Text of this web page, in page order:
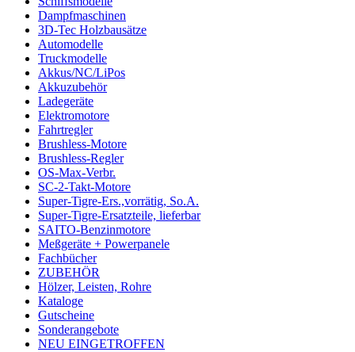
Dampfmaschinen
3D-Tec Holzbausätze
Automodelle
Truckmodelle
Akkus/NC/LiPos
Akkuzubehör
Ladegeräte
Elektromotore
Fahrtregler
Brushless-Motore
Brushless-Regler
OS-Max-Verbr.
SC-2-Takt-Motore
Super-Tigre-Ers.,vorrätig, So.A.
Super-Tigre-Ersatzteile, lieferbar
SAITO-Benzinmotore
Meßgeräte + Powerpanele
Fachbücher
ZUBEHÖR
Hölzer, Leisten, Rohre
Kataloge
Gutscheine
Sonderangebote
NEU EINGETROFFEN